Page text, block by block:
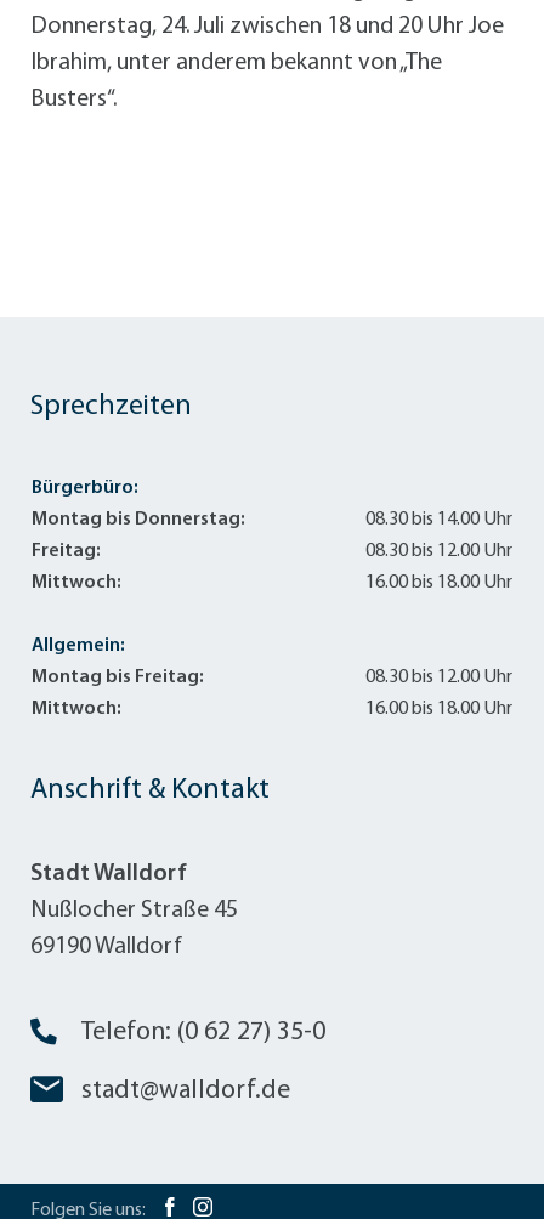
Donnerstag, 24. Juli zwischen 18 und 20 Uhr Joe
Ibrahim, unter anderem bekannt von „The
Busters“.
Anschrift & Kontakt
Stadt Walldorf
Nußlocher Straße 45
69190 Walldorf
Telefon: (0 62 27) 35-0
stadt@walldorf.de
Sprechzeiten
Bürgerbüro:
Montag bis Donnerstag:
08.30 bis 14.00 Uhr
Freitag:
08.30 bis 12.00 Uhr
Mittwoch:
16.00 bis 18.00 Uhr
Allgemein:
Montag bis Freitag:
08.30 bis 12.00 Uhr
Mittwoch:
16.00 bis 18.00 Uhr
Folgen Sie uns: